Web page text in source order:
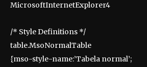
MicrosoftInternetExplorer4
/* Style Definitions */
table.MsoNormalTable
{mso-style-name:’Tabela normal’;